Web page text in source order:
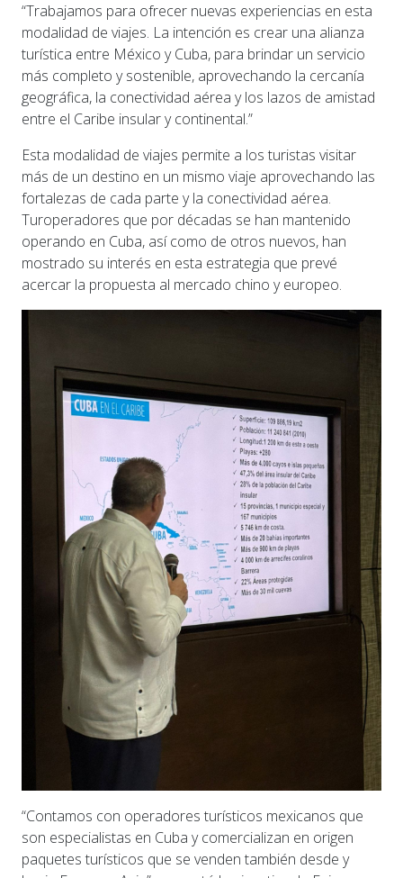
“Trabajamos para ofrecer nuevas experiencias en esta
modalidad de viajes. La intención es crear una alianza
turística entre México y Cuba, para brindar un servicio
más completo y sostenible, aprovechando la cercanía
geográfica, la conectividad aérea y los lazos de amistad
entre el Caribe insular y continental.”
Esta modalidad de viajes permite a los turistas visitar
más de un destino en un mismo viaje aprovechando las
fortalezas de cada parte y la conectividad aérea.
Turoperadores que por décadas se han mantenido
operando en Cuba, así como de otros nuevos, han
mostrado su interés en esta estrategia que prevé
acercar la propuesta al mercado chino y europeo.
“Contamos con operadores turísticos mexicanos que
son especialistas en Cuba y comercializan en origen
paquetes turísticos que se venden también desde y